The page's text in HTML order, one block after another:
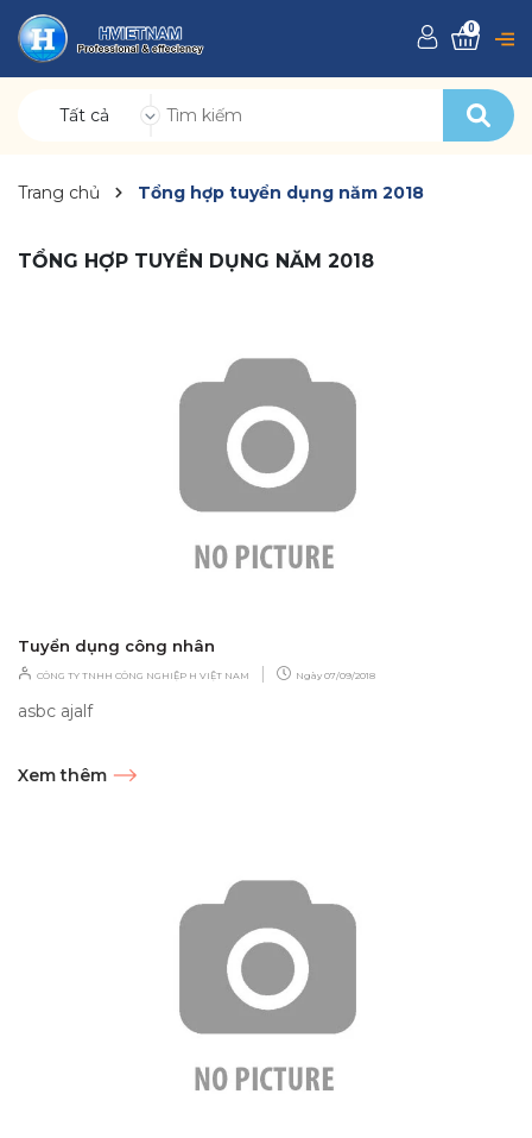
Tất cả
0
Trang chủ Tổng hợp tuyển dụng năm 2018
TỔNG HỢP TUYỂN DỤNG NĂM 2018
Tuyển dụng công nhân
CÔNG TY TNHH CÔNG NGHIỆP H VIỆT NAM | Ngày 07/09/2018
asbc ajalf
Xem thêm